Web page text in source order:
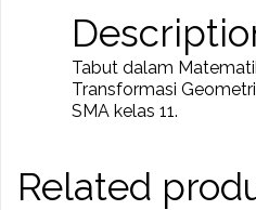
Tabut dalam
Transformasi
SMA kelas 11.
Related